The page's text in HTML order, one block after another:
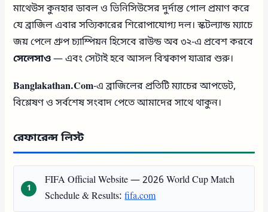
মাথেউস কুনহার ডাবল ও ভিনিসিউসের দুর্দান্ত গোল প্রমাণ করে
যে ব্রাজিল এবার সত্যিকারের শিরোপাযোগ্য দল। স্কটল্যান্ড ম্যাচে
জয় পেলে গ্রুপ চ্যাম্পিয়ন হিসেবে রাউন্ড অব ৩২-এ প্রবেশ করবে
সেলেসাও— এবং সেটাই হবে আসল বিশ্বকাপ যাত্রার শুরু।
Banglakathan.Com-এ ব্রাজিলের প্রতিটি ম্যাচের আপডেট,
বিশ্লেষণ ও সর্বশেষ সংবাদ পেতে আমাদের সাথে থাকুন।
রেফারেন্স লিস্ট
FIFA Official Website — 2026 World Cup Match
Schedule & Results:fifa.com